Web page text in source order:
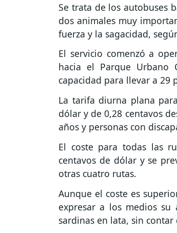
Se trata de los autobuses
dos animales muy
fuerza y la sagacidad,
El servicio comenzó a
hacia el Parque Urbano
capacidad para llevar a 29
La tarifa diurna plana
dólar y de 0,28 centavos
años y personas con
El coste para todas las
centavos de dólar y se
otras cuatro rutas.
Aunque el coste es
expresar a los medios
sardinas en lata, sin